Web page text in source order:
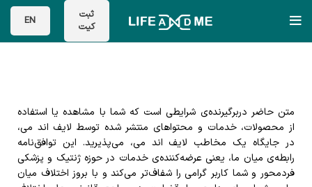
ثبت
کیت
EN
متن حاضر دربرگیرنده‌ی شرایطی است که شما با مشاهده یا استفاده
از محصولات، خدمات و محتواهای منتشر شده توسط لایف اند می،
در جایگاه یک مخاطب لایف اند می، می‌پذیرید. این توافق‌نامه
رابطه‌ی میان ما، یعنی عرضه‌کننده‌ی خدمات در حوزه ژنتیک و پزشکی
فردمحور و شما کاربر گرامی را شفاف‌تر می‌کند و با بروز اختلاف میان